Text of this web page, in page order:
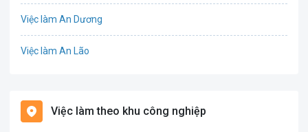
Văn Phòng
Việc làm An Dương
Việc làm An Lão
Việc làm Cát Hải
Việc làm theo khu công nghiệp